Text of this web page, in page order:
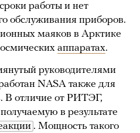
работы и нет
обслуживания приборов.
маяков в Арктике
аппаратах.
руководителями
NASA также для
В отличие от РИТЭГ,
в результате
. Мощность такого